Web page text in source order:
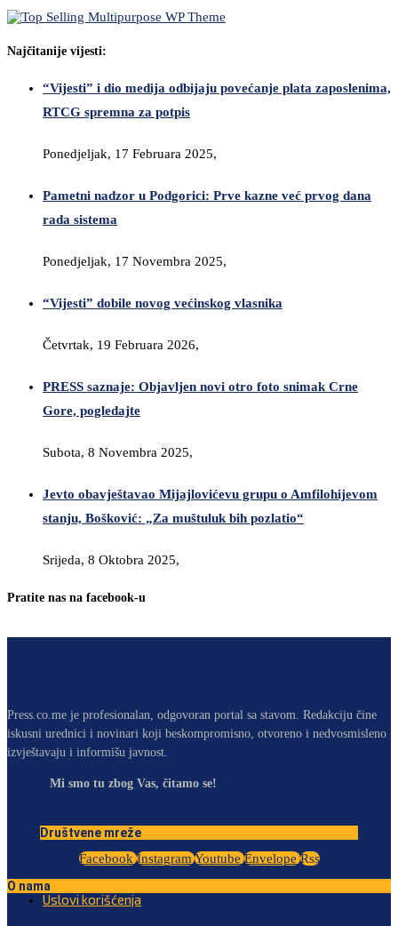
Najčitanije vijesti:
“Vijesti” i dio medija odbijaju povećanje plata zaposlenima,
RTCG spremna za potpis
Ponedjeljak, 17 Februara 2025,
Pametni nadzor u Podgorici: Prve kazne već prvog dana
rada sistema
Ponedjeljak, 17 Novembra 2025,
“Vijesti” dobile novog većinskog vlasnika
Četvrtak, 19 Februara 2026,
PRESS saznaje: Objavljen novi otro foto snimak Crne
Gore, pogledajte
Subota, 8 Novembra 2025,
Jevto obavještavao Mijajlovićevu grupu o Amfilohijevom
stanju, Bošković: „Za muštuluk bih pozlatio“
Srijeda, 8 Oktobra 2025,
Pratite nas na facebook-u
Press.co.me je profesionalan, odgovoran portal sa stavom. Redakciju čine
iskusni urednici i novinari koji beskompromisno, otvoreno i nedvosmisleno
izvještavaju i informišu javnost.
Mi smo tu zbog Vas, čitamo se!
Društvene mreže
Facebook Instagram Youtube Envelope Rss
O nama
Uslovi korišćenja